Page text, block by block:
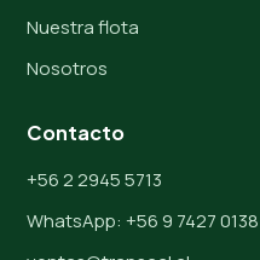
Nuestra flota
Nosotros
Contacto
+56 2 2945 5713
WhatsApp: +56 9 7427 0138